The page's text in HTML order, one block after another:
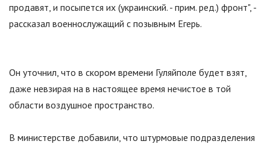
продавят, и посыпется их (украинский. - прим. ред.) фронт", -
рассказал военнослужащий с позывным Егерь.
Он уточнил, что в скором времени Гуляйполе будет взят,
даже невзирая на в настоящее время нечистое в той
области воздушное пространство.
В министерстве добавили, что штурмовые подразделения